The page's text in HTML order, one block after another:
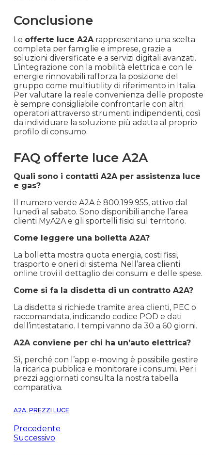
Conclusione
Le offerte luce A2Arappresentano una scelta
completa per famiglie e imprese, grazie a
soluzioni diversificate e a servizi digitali avanzati.
L’integrazione con la mobilità elettrica e con le
energie rinnovabili rafforza la posizione del
gruppo come multiutility di riferimento in Italia.
Per valutare la reale convenienza delle proposte
è sempre consigliabile confrontarle con altri
operatori attraverso strumenti indipendenti, così
da individuare la soluzione più adatta al proprio
profilo di consumo.
FAQ offerte luce A2A
Quali sono i contatti A2A per assistenza luce
e gas?
Il numero verde A2A è 800.199.955, attivo dal
lunedì al sabato. Sono disponibili anche l’area
clienti MyA2A e gli sportelli fisici sul territorio.
Come leggere una bolletta A2A?
La bolletta mostra quota energia, costi fissi,
trasporto e oneri di sistema. Nell’area clienti
online trovi il dettaglio dei consumi e delle spese.
Come si fa la disdetta di un contratto A2A?
La disdetta si richiede tramite area clienti, PEC o
raccomandata, indicando codice POD e dati
dell’intestatario. I tempi vanno da 30 a 60 giorni.
A2A conviene per chi ha un’auto elettrica?
Sì, perché con l’app e-moving è possibile gestire
la ricarica pubblica e monitorare i consumi. Per i
prezzi aggiornati consulta la nostra tabella
comparativa.
A2A, PREZZI LUCE
Precedente
Successivo